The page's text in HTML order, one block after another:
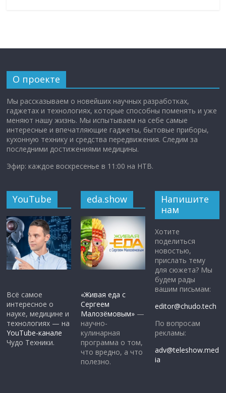
О проекте
Мы рассказываем о новейших научных разработках,
гаджетах и технологиях, которые способны поменять и уже
меняют нашу жизнь. Мы испытываем на себе самые
интересные и впечатляющие гаджеты, бытовые приборы,
кухонную технику и средства передвижения. Следим за
последними достижениями медицины.
Эфир: каждое воскресенье в 11:00 на НТВ.
YouTube
Всё самое
интересное о
науке, медицине и
технологиях — на
YouTube-канале
Чудо Техники.
eda.show
«Живая еда с
Сергеем
Малозёмовым» —
научно-
кулинарная
программа о том,
что вредно, а что
полезно.
Напишите
нам
Хотите
поделиться
новостью,
прислать тему
для сюжета? Мы
будем рады
вашим письмам:
editor@chudo.tech
По вопросам
рекламы:
adv@teleshow.med
ia